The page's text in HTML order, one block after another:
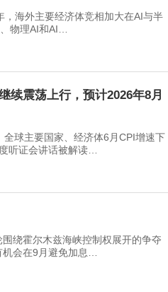
外主要经济体竞相加大在AI与半
物理AI和AI…
续震荡上行，预计2026年8月
球主要国家、经济体6月CPI增速下
听证会讲话被解读…
霍尔木兹海峡控制权展开的争夺
会在9月避免加息…